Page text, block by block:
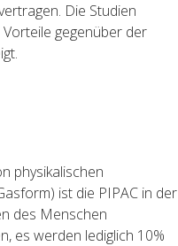
Die Studien
gegenüber der
physikalischen
ist die PIPAC in der
des Menschen
es werden lediglich 10%